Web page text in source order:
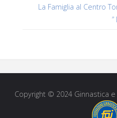
La Famiglia al Centro
Copyright © 2024 Ginnastica e